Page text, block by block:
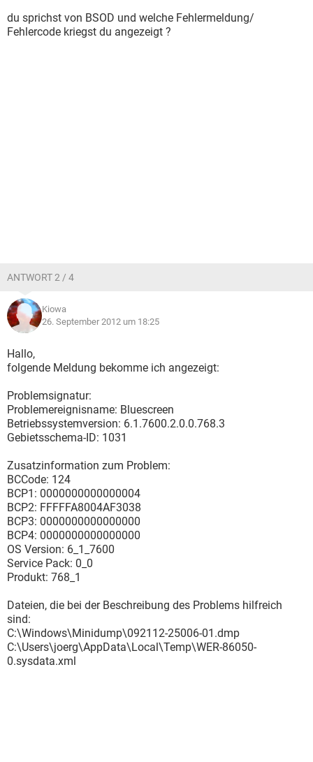
du sprichst von BSOD und welche Fehlermeldung/
Fehlercode kriegst du angezeigt ?
ANTWORT 2 / 4
Kiowa
26. September 2012 um 18:25
Hallo,
folgende Meldung bekomme ich angezeigt:
Problemsignatur:
Problemereignisname: Bluescreen
Betriebssystemversion: 6.1.7600.2.0.0.768.3
Gebietsschema-ID: 1031
Zusatzinformation zum Problem:
BCCode: 124
BCP1: 0000000000000004
BCP2: FFFFFA8004AF3038
BCP3: 0000000000000000
BCP4: 0000000000000000
OS Version: 6_1_7600
Service Pack: 0_0
Produkt: 768_1
Dateien, die bei der Beschreibung des Problems hilfreich
sind:
C:\Windows\Minidump\092112-25006-01.dmp
C:\Users\joerg\AppData\Local\Temp\WER-86050-
0.sysdata.xml